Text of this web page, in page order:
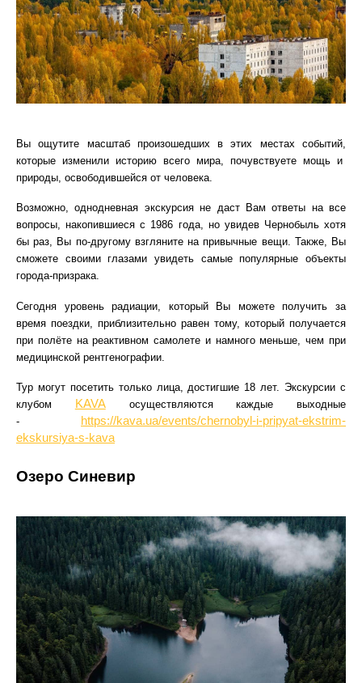
Вы ощутите масштаб произошедших в этих местах событий,
которые изменили историю всего мира, почувствуете мощь и
природы, освободившейся от человека.
Возможно, однодневная экскурсия не даст Вам ответы на все
вопросы, накопившиеся с 1986 года, но увидев Чернобыль хотя
бы раз, Вы по-другому взгляните на привычные вещи. Также, Вы
сможете своими глазами увидеть самые популярные объекты
города-призрака.
Сегодня уровень радиации, который Вы можете получить за
время поездки, приблизительно равен тому, который получается
при полёте на реактивном самолете и намного меньше, чем при
медицинской рентгенографии.
Тур могут посетить только лица, достигшие 18 лет. Экскурсии с
клубом KAVAосуществляются каждые выходные
- https://kava.ua/events/chernobyl-i-pripyat-ekstrim-
ekskursiya-s-kava
Озеро Синевир